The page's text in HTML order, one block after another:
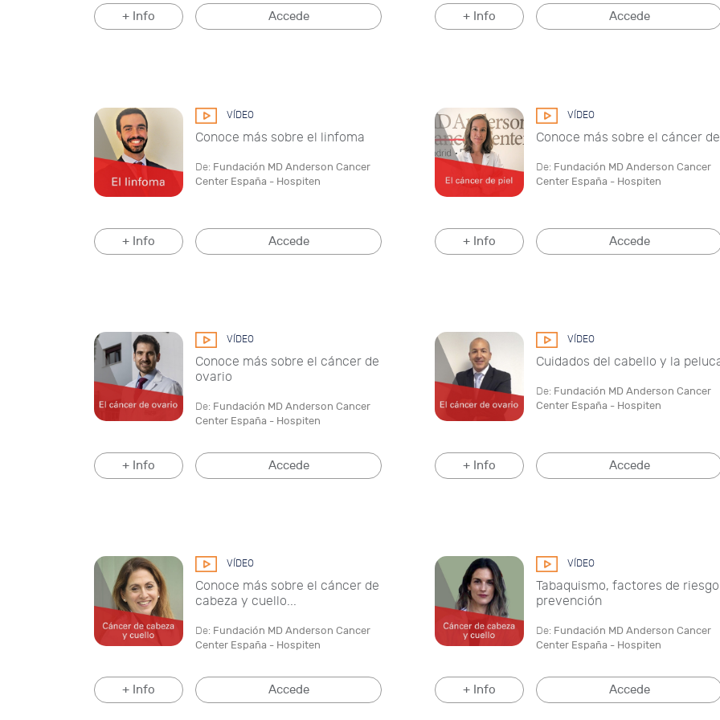
+ Info Accede + Info Accede
VÍDEO
Conoce más sobre el linfoma
De: Fundación MD Anderson Cancer
Center España - Hospiten
+ Info Accede
VÍDEO
Conoce más sobre el cáncer
De: Fundación MD Anderson Cancer
Center España - Hospiten
+ Info Accede
VÍDEO
Conoce más sobre el cáncer de
ovario
De: Fundación MD Anderson Cancer
Center España - Hospiten
+ Info Accede
VÍDEO
Cuidados del cabello y la
De: Fundación MD Anderson Cancer
Center España - Hospiten
+ Info Accede
VÍDEO
Conoce más sobre el cáncer de
cabeza y cuello...
De: Fundación MD Anderson Cancer
Center España - Hospiten
+ Info Accede
VÍDEO
Tabaquismo, factores de
prevención
De: Fundación MD Anderson Cancer
Center España - Hospiten
+ Info Accede